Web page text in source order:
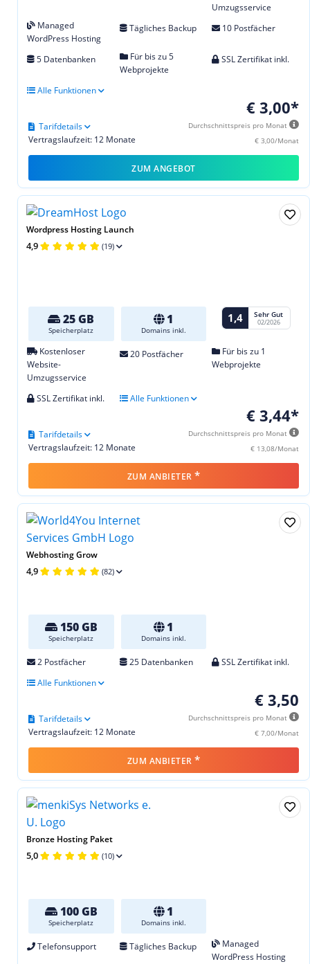
Umzugsservice
Managed
WordPress Hosting
Tägliches Backup 10 Postfächer
5 Datenbanken
Für bis zu 5
Webprojekte
SSL Zertifikat inkl.
Alle Funktionen
€ 3,00*
Durchschnittspreis pro Monat
€ 3,00/Monat
Vertragslaufzeit: 12 Monate
Tarifdetails
ZUM ANGEBOT
Wordpress Hosting Launch
4,9 (19)
25 GB
Speicherplatz
1
Domains inkl.
1,4 Sehr Gut
02/2026
Kostenloser
Website-
Umzugsservice
20 Postfächer
Für bis zu 1
Webprojekte
SSL Zertifikat inkl. Alle Funktionen
€ 3,44*
Durchschnittspreis pro Monat
€ 13,08/Monat
Vertragslaufzeit: 12 Monate
Tarifdetails
ZUM ANBIETER *
Webhosting Grow
4,9 (82)
150 GB
Speicherplatz
1
Domains inkl.
2 Postfächer 25 Datenbanken
SSL Zertifikat inkl.
Alle Funktionen
€ 3,50
Durchschnittspreis pro Monat
€ 7,00/Monat
Vertragslaufzeit: 12 Monate
Tarifdetails
ZUM ANBIETER *
Bronze Hosting Paket
5,0 (10)
100 GB
Speicherplatz
1
Domains inkl.
Telefonsupport Tägliches Backup
Managed
WordPress Hosting